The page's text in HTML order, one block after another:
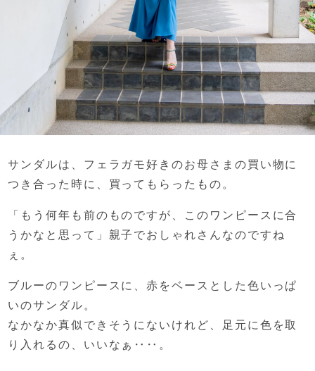
サンダルは、フェラガモ好きのお母さまの買い物に
つき合った時に、 買ってもらったもの。
「もう何年も前のものですが、
このワンピースに合
うかなと思って」 親子でおしゃれさんなのですね
ぇ。
ブルーのワンピースに、赤をベースとした色いっぱ
いのサンダル。
なかなか真似できそうにないけれど、
足元に色を取
り入れるの、いいなぁ‥‥。